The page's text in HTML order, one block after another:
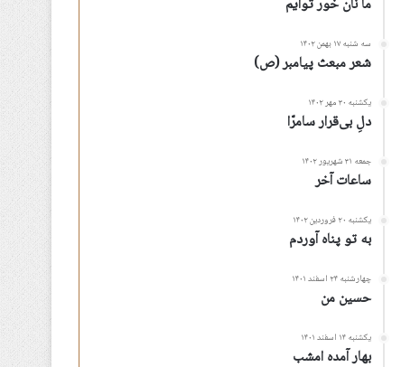
ما نان خور توأیم
سه شنبه ۱۷ بهمن ۱۴۰۲
شعر مبعث پیامبر (ص)
یکشنبه ۳۰ مهر ۱۴۰۲
دلِ بی‌قرار سامرّا
جمعه ۳۱ شهریور ۱۴۰۲
ساعات آخر
یکشنبه ۲۰ فروردین ۱۴۰۲
به تو پناه آوردم
چهارشنبه ۲۴ اسفند ۱۴۰۱
حسین من
یکشنبه ۱۴ اسفند ۱۴۰۱
بهار آمده امشب